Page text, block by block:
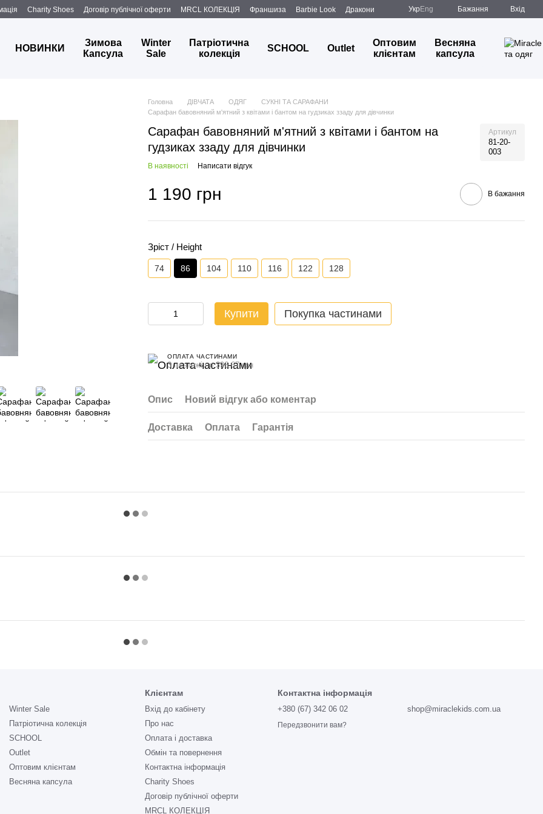
Charity Shoes Договір публічної оферти MRCL КОЛЕКЦІЯ Франшиза Barbie Look Дракони Укр Eng Бажання Вхід
НОВИНКИ
Зимова
Капсула
Winter
Sale
Патріотична
колекція
SCHOOL Outlet
Оптовим
клієнтам
Весняна
капсула
Головна ДІВЧАТА ОДЯГ
СУКНІ ТА САРАФАНИ
Сарафан бавовняний м'ятний з квітами і бантом на гудзиках ззаду для дівчинки
Сарафан бавовняний м'ятний з квітами і бантом на
гудзиках ззаду для дівчинки
Артикул
81-20-
003
В наявності Написати відгук
1 190 грн В бажання
Зріст / Height
74 86 104 110 116 122 128
Купити Покупка частинами
ОПЛАТА ЧАСТИНАМИ
3 платежі по 396.67 грн
Опис Новий відгук або коментар
Доставка Оплата Гарантія
Winter Sale
Патріотична колекція
SCHOOL
Outlet
Оптовим клієнтам
Весняна капсула
Клієнтам
Вхід до кабінету
Про нас
Оплата і доставка
Обмін та повернення
Контактна інформація
Charity Shoes
Договір публічної оферти
MRCL КОЛЕКЦІЯ
Контактна інформація
+380 (67) 342 06 02
Передзвонити вам?
shop@miraclekids.com.ua